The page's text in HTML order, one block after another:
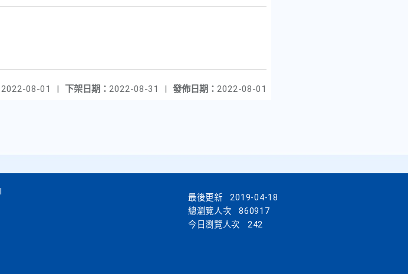
發佈日期： 2022-08-01
下架日期： 2022-08-31 |
2022-08-01 |
最後更新
2019-04-18
總瀏覽人次
860917
今日瀏覽人次
242